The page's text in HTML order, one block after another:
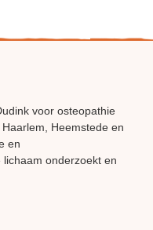
voor osteopathie
Heemstede en
en
onderzoekt en